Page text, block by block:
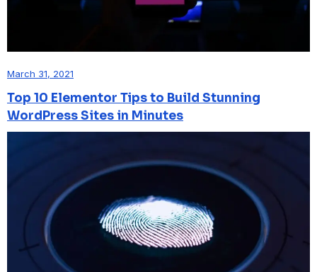
March 31, 2021
Top 10 Elementor Tips to Build Stunning
WordPress Sites in Minutes